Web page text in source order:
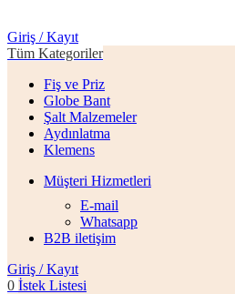
Giriş / Kayıt
Tüm Kategoriler
Fiş ve Priz
Globe Bant
Şalt Malzemeler
Aydınlatma
Klemens
Müşteri Hizmetleri
E-mail
Whatsapp
B2B iletişim
Giriş / Kayıt
0 İstek Listesi